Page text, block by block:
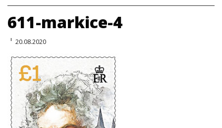
611-markice-4
20.08.2020